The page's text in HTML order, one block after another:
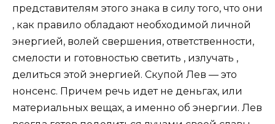
представителям этого знака в силу того, что они
, как правило обладают необходимой личной
энергией, волей свершения, ответственности,
смелости и готовностью светить , излучать ,
делиться этой энергией. Скупой Лев — это
нонсенс. Причем речь идет не деньгах, или
материальных вещах, а именно об энергии. Лев